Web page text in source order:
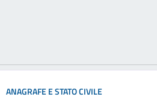
ANAGRAFE E STATO CIVILE